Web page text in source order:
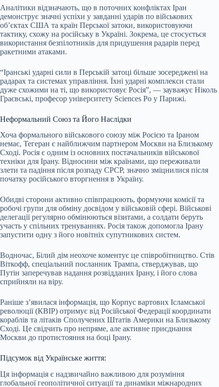
Аналітики відзначають, що в поточних конфліктах Іран
демонструє значні успіхи у завданні ударів по військових
об’єктах США та країн Перської затоки, використовуючи
тактику, схожу на російську в Україні. Зокрема, це стосується
використання безпілотників для придушення радарів перед
ракетними атаками.
“Іранські ударні сили в Перській затоці більше зосереджені на
радарах та системах управління. Їхні ударні комплекси стали
дуже схожими на ті, що використовує Росія”, — зауважує Ніколь
Граєвські, професор університету Sciences Po у Парижі.
Неформальний Союз та Його Наслідки
Хоча формального військового союзу між Росією та Іраном
немає, Тегеран є найближчим партнером Москви на Близькому
Сході. Росія є одним із основних постачальників військової
техніки для Ірану. Відносини між країнами, що переживали
злети та падіння після розпаду СРСР, значно зміцнилися після
початку російського вторгнення в Україну.
Обидві сторони активно співпрацюють, формуючи комісії та
робочі групи для обміну досвідом у військовій сфері. Військові
делегації регулярно обмінюються візитами, а солдати беруть
участь у спільних тренуваннях. Росія також допомогла Ірану
запустити одну з його новітніх супутникових систем.
Водночас, Білий дім неохоче коментує це співробітництво. Стів
Віткофф, спеціальний посланник Трампа, стверджував, що
Путін заперечував надання розвідданих Ірану, і його слова
сприйняли на віру.
Раніше з’явилася інформація, що Корпус вартових Ісламської
революції (КВІР) отримує від Російської Федерації координати
кораблів та літаків Сполучених Штатів Америки на Близькому
Сході. Це свідчить про непряме, але активне приєднання
Москви до протистояння на боці Ірану.
Підсумок від Українське життя:
Ця інформація є надзвичайно важливою для розуміння
глобальної геополітичної ситуації та динаміки міжнародних